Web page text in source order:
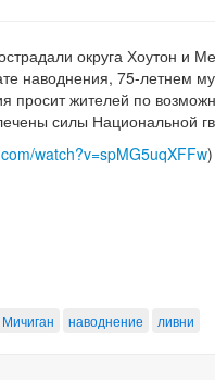
округа Хоутон
наводнения, 75-летнем
просит жителей по
силы Национальной
watch?v=spMG5uqXFFw)
Мичиган наводнение ливни